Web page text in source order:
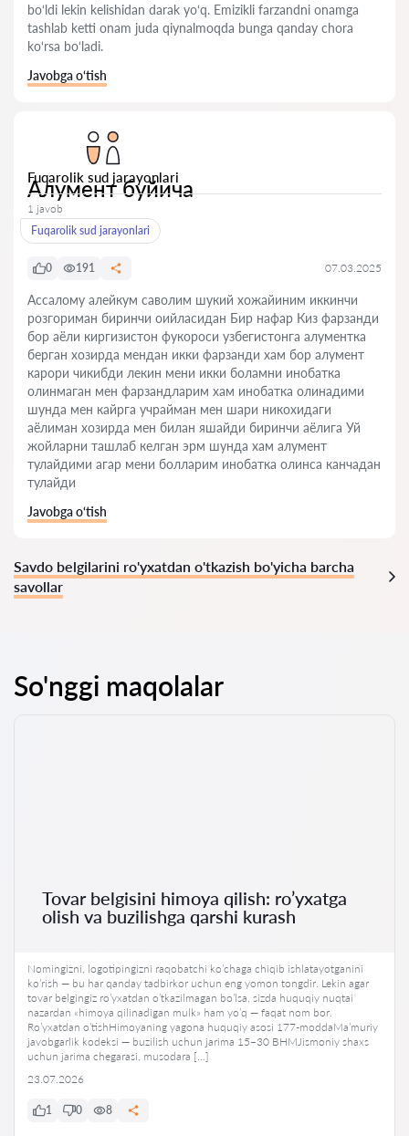
bo‘ldi lekin kelishidan darak yo‘q. Emizikli farzandni onamga
tashlab ketti onam juda qiynalmoqda bunga qanday chora
ko‘rsa bo‘ladi.
Javobga o‘tish
Fuqarolik sud jarayonlari
Алумент буйича
1 javob
Fuqarolik sud jarayonlari
0 191 07.03.2025
Ассалому алейкум саволим шукий хожайиним иккинчи
розгориман биринчи оийласидан Бир нафар Киз фарзанди
бор аёли киргизистон фукороси узбегистонга алументка
берган хозирда мендан икки фарзанди хам бор алумент
карори чикибди лекин мени икки боламни инобатка
олинмаган мен фарзандларим хам инобатка олинадими
шунда мен кайрга учрайман мен шари никохидаги
аёлиман хозирда мен билан яшайди биринчи аёлига Уй
жойларни ташлаб келган эрм шунда хам алумент
тулайдими агар мени болларим инобатка олинса канчадан
тулайди
Javobga o‘tish
Savdo belgilarini ro'yxatdan o'tkazish bo'yicha barcha
savollar
So'nggi maqolalar
Tovar belgisini himoya qilish: ro’yxatga
olish va buzilishga qarshi kurash
Nomingizni, logotipingizni raqobatchi ko’chaga chiqib ishlatayotganini
ko’rish — bu har qanday tadbirkor uchun eng yomon tongdir. Lekin agar
tovar belgingiz ro’yxatdan o’tkazilmagan bo’lsa, sizda huquqiy nuqtai
nazardan «himoya qilinadigan mulk» ham yo’q — faqat nom bor.
Ro’yxatdan o’tishHimoyaning yagona huquqiy asosi 177-moddaMa’muriy
javobgarlik kodeksi — buzilish uchun jarima 15–30 BHMJismoniy shaxs
uchun jarima chegarasi, musodara […]
23.07.2026
1 0 8